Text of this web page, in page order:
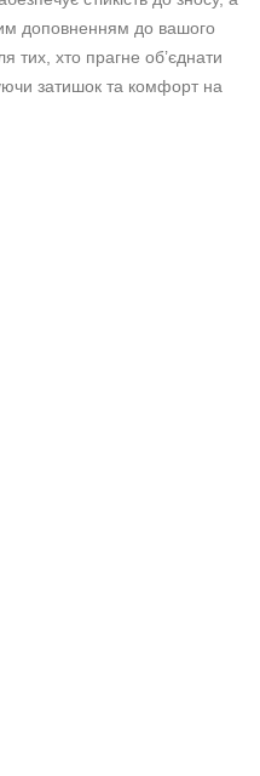
доповненням до вашого
тих, хто прагне об’єднати
затишок та комфорт на